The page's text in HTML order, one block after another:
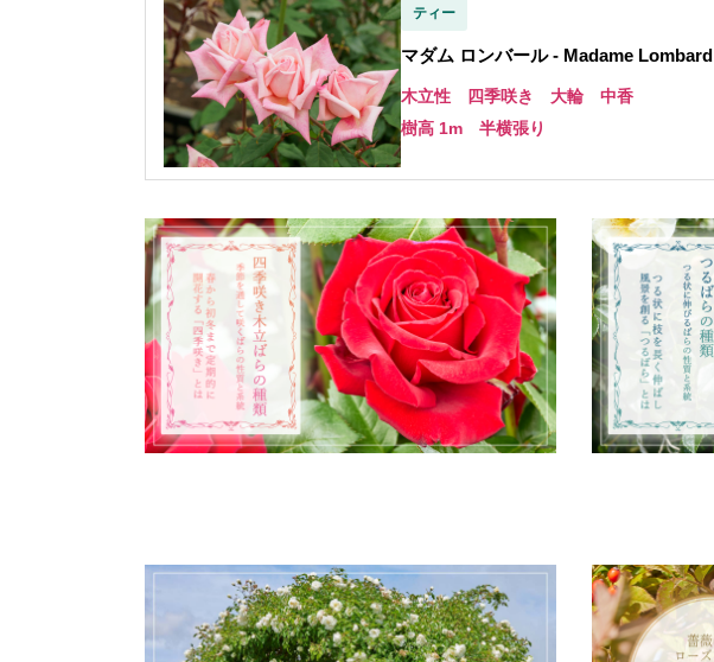
ティー
マダム ロンバール - Madame Lombard
木立性 四季咲き 大輪 中香
樹高 1m 半横張り